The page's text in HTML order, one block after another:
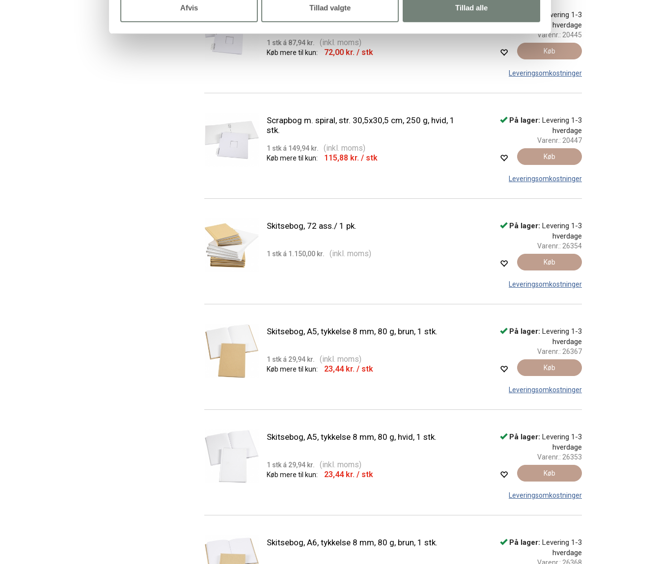
Afvis Tillad valgte Tillad alle
Scrapbog m. spiral, str. 20x20 cm, 250 g, hvid, 1 stk.
1 stk á 87,94 kr. (inkl. moms)
Levering 1-3
hverdage
Varenr.: 20445
Køb mere til kun: 72,00 kr. / stk Køb
Leveringsomkostninger
Scrapbog m. spiral, str. 30,5x30,5 cm, 250 g, hvid, 1
stk.
1 stk á 149,94 kr. (inkl. moms)
På lager: Levering 1-3
hverdage
Varenr.: 20447
Køb mere til kun: 115,88 kr. / stk Køb
Leveringsomkostninger
Skitsebog, 72 ass./ 1 pk.
1 stk á 1.150,00 kr. (inkl. moms)
På lager: Levering 1-3
hverdage
Varenr.: 26354
Køb
Leveringsomkostninger
Skitsebog, A5, tykkelse 8 mm, 80 g, brun, 1 stk.
1 stk á 29,94 kr. (inkl. moms)
På lager: Levering 1-3
hverdage
Varenr.: 26367
Køb mere til kun: 23,44 kr. / stk Køb
Leveringsomkostninger
Skitsebog, A5, tykkelse 8 mm, 80 g, hvid, 1 stk.
1 stk á 29,94 kr. (inkl. moms)
På lager: Levering 1-3
hverdage
Varenr.: 26353
Køb mere til kun: 23,44 kr. / stk Køb
Leveringsomkostninger
Skitsebog, A6, tykkelse 8 mm, 80 g, brun, 1 stk. På lager: Levering 1-3
hverdage